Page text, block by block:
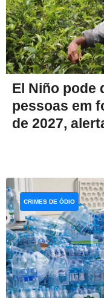
El Niño pode
pessoas em
de 2027,
CRIMES DE ÓDIO